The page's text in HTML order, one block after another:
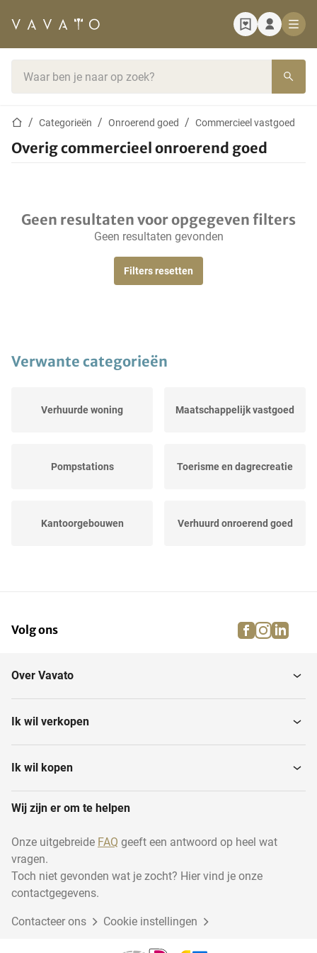
StartpaginaCategorieën Onroerend goed Commercieel vastgoed
Overig commercieel onroerend goed
Geen resultaten voor opgegeven filters
Geen resultaten gevonden
Filters resetten
Verwante categorieën
Verhuurde woning Maatschappelijk vastgoed
Pompstations Toerisme en dagrecreatie
Kantoorgebouwen Verhuurd onroerend goed
Ligplaatsen Winkels
Estate
Bedrijfsgebouw met
woning
Woon / werk Herontwikkelingslocatie
Volg ons facebook
Over Vavato
Ik wil verkopen
Ik wil kopen
Wij zijn er om te helpen
Onze uitgebreide FAQ geeft een antwoord op heel wat
vragen.
Toch niet gevonden wat je zocht? Hier vind je onze
contactgegevens.
Contacteer ons Cookie instellingen